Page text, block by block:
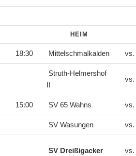
HEIM
18:30 Mittelschmalkalden vs.
Struth-Helmershof
II
vs.
15:00 SV 65 Wahns vs.
SV Wasungen vs.
SV Dreißigacker vs.